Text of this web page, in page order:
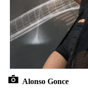
Alonso Gonce